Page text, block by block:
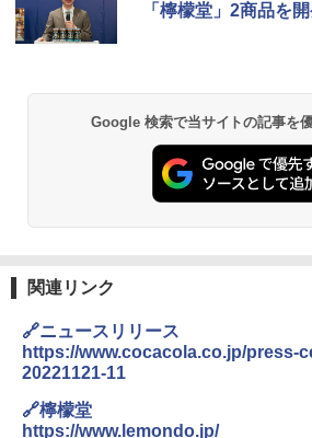
「檸檬堂」2商品を
Google 検索で当サイトの記事を
関連リンク
🔗ニュースリリース
https://www.cocacola.co.jp/press-
20221121-11
🔗檸檬堂
https://www.lemondo.jp/